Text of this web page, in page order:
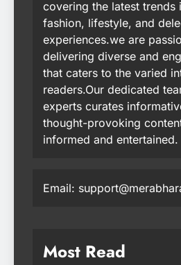
covering the latest trends
fashion, lifestyle, and
experiences.we are
delivering diverse and
that caters to the varied
readers.Our dedicated
experts curates
thought-provoking
informed and entertained.
Email:
Most Read